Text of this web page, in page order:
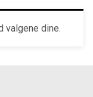
valgene dine.